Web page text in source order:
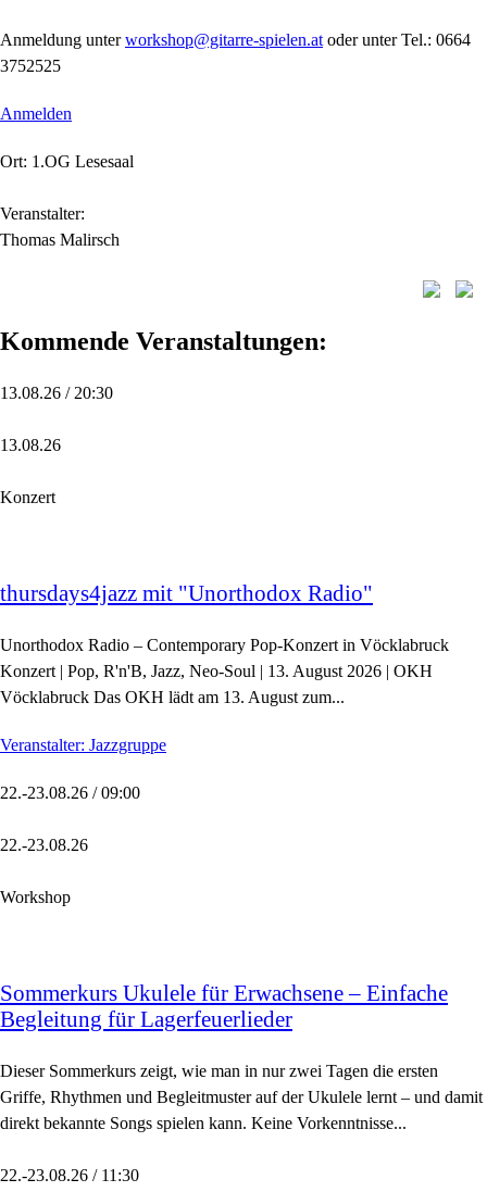
Anmeldung unterworkshop@gitarre-spielen.at oder unter Tel.: 0664
3752525
Anmelden
Ort: 1.OG Lesesaal
Veranstalter:
Thomas Malirsch
Kommende Veranstaltungen:
13.08.26 / 20:30
13.08.26
Konzert
thursdays4jazz mit "Unorthodox Radio"
Unorthodox Radio – Contemporary Pop-Konzert in Vöcklabruck
Konzert | Pop, R'n'B, Jazz, Neo-Soul | 13. August 2026 | OKH
Vöcklabruck Das OKH lädt am 13. August zum...
Veranstalter: Jazzgruppe
22.-23.08.26 / 09:00
22.-23.08.26
Workshop
Sommerkurs Ukulele für Erwachsene – Einfache
Begleitung für Lagerfeuerlieder
Dieser Sommerkurs zeigt, wie man in nur zwei Tagen die ersten
Griffe, Rhythmen und Begleitmuster auf der Ukulele lernt – und damit
direkt bekannte Songs spielen kann. Keine Vorkenntnisse...
22.-23.08.26 / 11:30